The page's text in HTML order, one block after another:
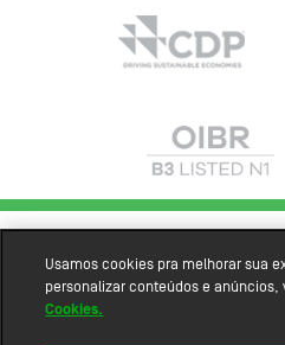
Usamos cookies pra melhorar sua
personalizar conteúdos e anúncios,
Cookies.